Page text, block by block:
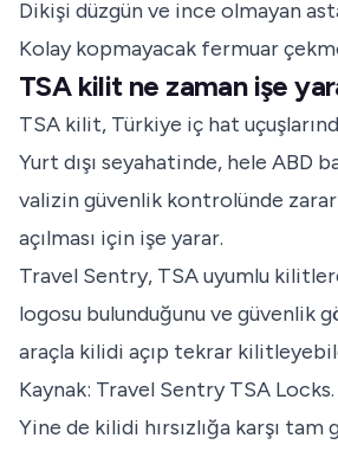
Dikişi düzgün ve ince olmayan
Kolay kopmayacak fermuar
TSA kilit ne zaman işe
TSA kilit, Türkiye iç hat
Yurt dışı seyahatinde, hele ABD
valizin güvenlik kontrolünde
açılması için işe yarar.
Travel Sentry, TSA uyumlu
logosu bulunduğunu ve güvenlik
araçla kilidi açıp tekrar
Kaynak: Travel Sentry TSA Locks.
Yine de kilidi hırsızlığa karşı tam